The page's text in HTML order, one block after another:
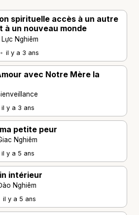
ภาษาไทย / Thaï
spirituelle accès à un autre
à un nouveau monde
Nghiêm
• il y a 3 ans
avec Notre Mère la
il y a 3 ans
petite peur
Nghiêm
il y a 5 ans
intérieur
Nghiêm
il y a 5 ans